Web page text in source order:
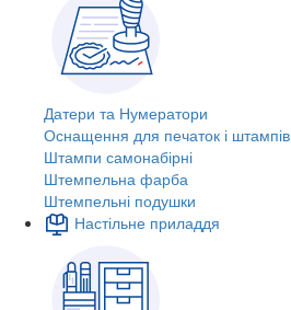
Датери та Нумератори
Оснащення для печаток і штампів
Штампи самонабірні
Штемпельна фарба
Штемпельні подушки
Настільне приладдя